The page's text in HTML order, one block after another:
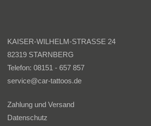
KAISER-WILHELM-STRASSE 24
82319 STARNBERG
Telefon: 08151 - 657 857
service@car-tattoos.de
Zahlung und Versand
Datenschutz